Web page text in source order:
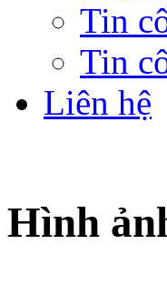
Tin
Tin
Liên hệ
Hình